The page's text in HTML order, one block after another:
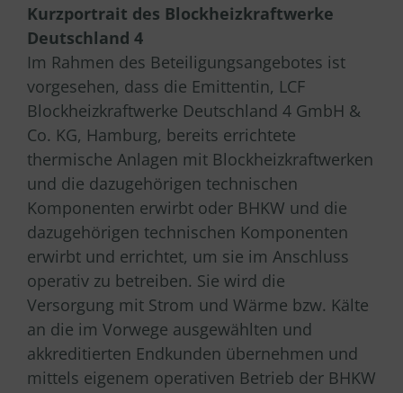
Kurzportrait des Blockheizkraftwerke
Deutschland 4
Im Rahmen des Beteiligungsangebotes ist
vorgesehen, dass die Emittentin, LCF
Blockheizkraftwerke Deutschland 4 GmbH &
Co. KG, Hamburg, bereits errichtete
thermische Anlagen mit Blockheizkraftwerken
und die dazugehörigen technischen
Komponenten erwirbt oder BHKW und die
dazugehörigen technischen Komponenten
erwirbt und errichtet, um sie im Anschluss
operativ zu betreiben. Sie wird die
Versorgung mit Strom und Wärme bzw. Kälte
an die im Vorwege ausgewählten und
akkreditierten Endkunden übernehmen und
mittels eigenem operativen Betrieb der BHKW